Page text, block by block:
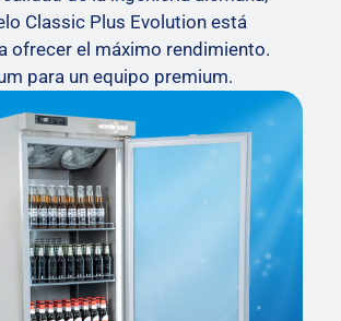
Classic Plus Evolution está
ofrecer el máximo rendimiento.
para un equipo premium.